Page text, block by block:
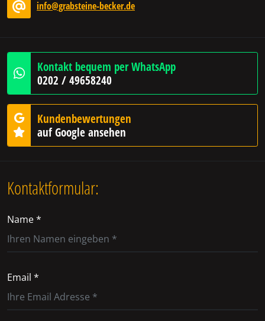
info@grabsteine-becker.de
Kontakt bequem per WhatsApp
0202 / 49658240
Kundenbewertungen
auf Google ansehen
Kontaktformular:
Name *
Email *